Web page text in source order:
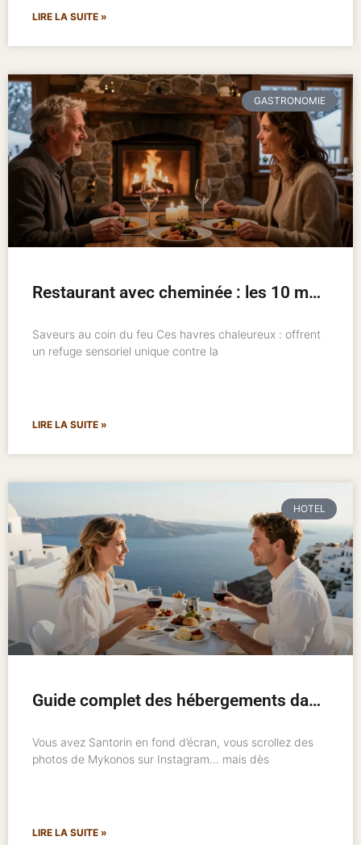
LIRE LA SUITE »
GASTRONOMIE
Restaurant avec cheminée : les 10 meilleures adresses pour un hiver chaleureux
Saveurs au coin du feu Ces havres chaleureux : offrent
un refuge sensoriel unique contre la
LIRE LA SUITE »
HOTEL
Guide complet des hébergements dans les îles grecques : où loger et comment bien choisir
Vous avez Santorin en fond d’écran, vous scrollez des
photos de Mykonos sur Instagram… mais dès
LIRE LA SUITE »